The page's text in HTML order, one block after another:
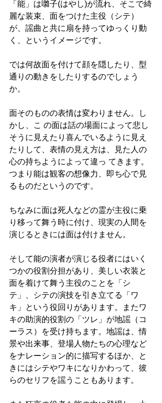
「能」は囃子(はやし)が流れ、そこで綺
麗な装束、面をつけた主役（シテ）
が、謡曲と共に扇を持ってゆっくり動
く、というイメージです。
では何故面を付けて顔を隠したり、型
通りの動きをしたりするのでしょう
か。
面そのものの表情は変わりません。し
かし、こ の面は話の場面によって悲し
そうに見えたり喜んでいるように見え
たりして、表情の見え方は、見た人の
心の持ちようによって違っ てきます。
つまり能は観客の想像力、即ち心で見
るものだというのです。
ちなみに面は死人などの霊が主役に乗
り移って舞う時に付け、現実の人間を
演じるときには面は付けません。
そして能の演者が演じる役者にはいく
つかの役割分担があり、美しい衣装と
面を着けて舞う主役のことを「シ
テ」、シテの演技を引き立てる「ワ
キ」という役回りがあります。またワ
キの助演的役割の「ツレ」が地謡（コ
ーラス）を受け持ちます。地謡は、情
景や出来事、登場人物たちの心理など
をナレーション的に描写するほか、と
きにはシテやワキになりかわって、彼
らのセリフを謡うこともあります。